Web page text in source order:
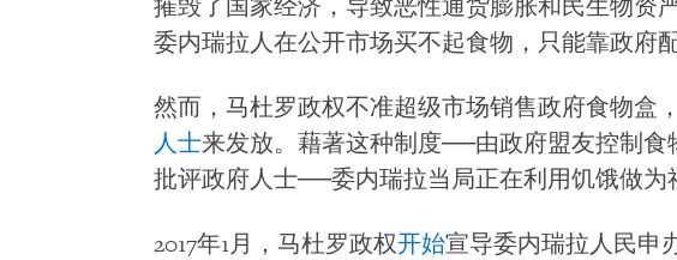
摧毁了国家经济，导致恶性通货膨胀和民生物资
委内瑞拉人在公开市场买不起食物，只能靠政府
然而，马杜罗政权不准超级市场销售政府食物盒
人士来发放。藉著这种制度──由政府盟友控制食
批评政府人士──委内瑞拉当局正在利用饥饿做为
2017年1月，马杜罗政权开始宣导委内瑞拉人民申